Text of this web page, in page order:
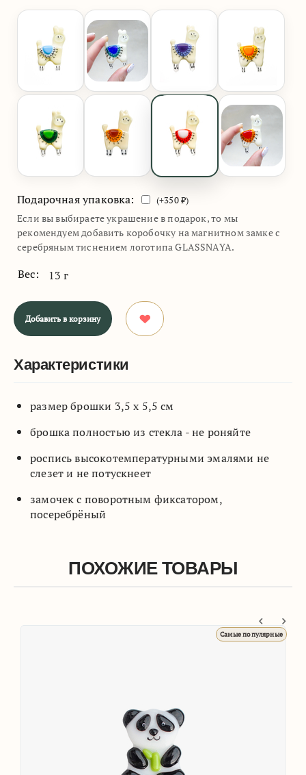
Подарочная упаковка: (+350₽)
Если вы выбираете украшение в подарок, то мы
рекомендуем добавить коробочку на магнитном замке с
серебряным тиснением логотипа GLASSNAYA.
Вес: 13 г
Добавить в корзину
Характеристики
размер брошки 3,5 х 5,5 см
брошка полностью из стекла - не роняйте
роспись высокотемпературными эмалями не
слезет и не потускнеет
замочек с поворотным фиксатором,
посеребрёный
ПОХОЖИЕ ТОВАРЫ
Самые популярные